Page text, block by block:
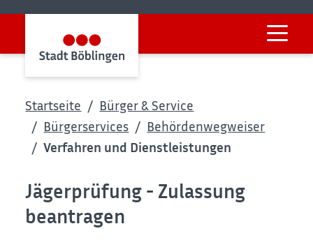
Startseite
Bürger & Service
Bürgerservices
Behördenwegweiser
Verfahren und Dienstleistungen
Jägerprüfung - Zulassung
beantragen